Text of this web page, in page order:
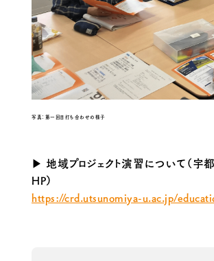
写真：第一回目打ち合わせの様子
▶ 地域プロジェクト演習について（
HP）
https://crd.utsunomiya-u.ac.jp/